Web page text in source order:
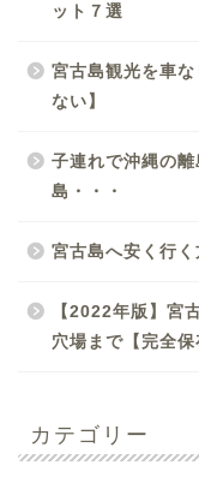
ット７選
宮古島観光を車
ない】
子連れで沖縄の
島・・・
宮古島へ安く行く
【2022年版】宮
穴場まで【完全保
カテゴリー